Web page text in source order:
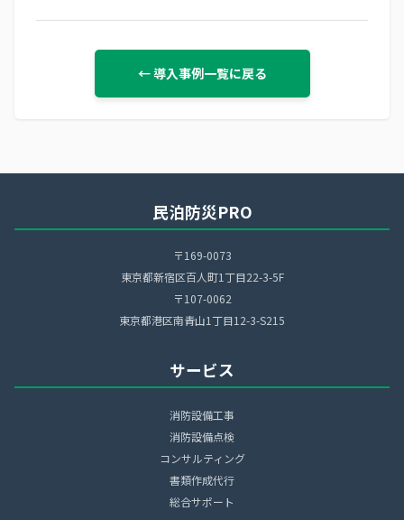
← 導入事例一覧に戻る
民泊防災PRO
〒169-0073
東京都新宿区百人町1丁目22-3-5F
〒107-0062
東京都港区南青山1丁目12-3-S215
サービス
消防設備工事
消防設備点検
コンサルティング
書類作成代行
総合サポート